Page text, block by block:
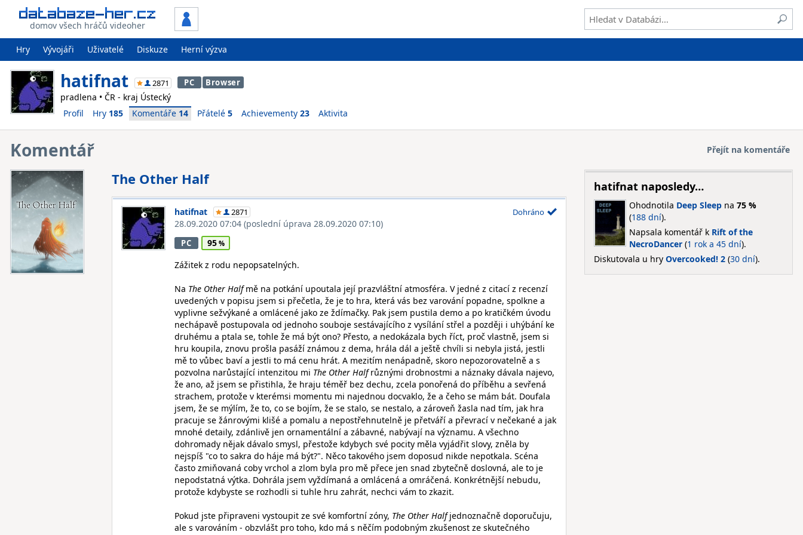
domov všech hráčů videoher
Hry Vývojáři Uživatelé Diskuze Herní výzva
hatifnat 2871 PC Browser
pradlena • ČR - kraj Ústecký
Profil
Hry 185 Komentáře 14 Přátelé 5 Achievementy 23 Aktivita
Komentář Přejít na komentáře
The Other Half
hatifnat 2871
28.09.2020 07:04 (poslední úprava 28.09.2020 07:10)
Dohráno
PC
95
Zážitek z rodu nepopsatelných.
Na The Other Halfmě na potkání upoutala její prazvláštní atmosféra. V jedné z citací z recenzí
uvedených v popisu jsem si přečetla, že je to hra, která vás bez varování popadne, spolkne a
vyplivne sežvýkané a omlácené jako ze ždímačky. Pak jsem pustila demo a po kratičkém úvodu
nechápavě postupovala od jednoho souboje sestávajícího z vysílání střel a později i uhýbání ke
druhému a ptala se, tohle že má být ono? Přesto, a nedokázala bych říct, proč vlastně, jsem si
hru koupila, znovu prošla pasáží známou z dema, hrála dál a ještě chvíli si nebyla jistá, jestli
mě to vůbec baví a jestli to má cenu hrát. A mezitím nenápadně, skoro nepozorovatelně a s
pozvolna narůstající intenzitou mi The Other Halfrůznými drobnostmi a náznaky dávala najevo,
že ano, až jsem se přistihla, že hraju téměř bez dechu, zcela ponořená do příběhu a sevřená
strachem, protože v kterémsi momentu mi najednou docvaklo, že a čeho se mám bát. Doufala
jsem, že se mýlím, že to, co se bojím, že se stalo, se nestalo, a zároveň žasla nad tím, jak hra
pracuje se žánrovými klišé a pomalu a nepostřehnutelně je přetváří a převrací v nečekané a jak
mnohé detaily, zdánlivě jen ornamentální a zábavné, nabývají na významu. A všechno
dohromady nějak dávalo smysl, přestože kdybych své pocity měla vyjádřit slovy, zněla by
nejspíš "co to sakra do háje má být?". Něco takového jsem doposud nikde nepotkala. Scéna
často zmiňovaná coby vrchol a zlom byla pro mě přece jen snad zbytečně doslovná, ale to je
nepodstatná výtka. Dohrála jsem vyždímaná a omlácená a omráčená. Konkrétnější nebudu,
protože kdybyste se rozhodli si tuhle hru zahrát, nechci vám to zkazit.
Pokud jste připraveni vystoupit ze své komfortní zóny, The Other Halfjednoznačně doporučuju,
ale s varováním - obzvlášt pro toho, kdo má s něčím podobným zkušenost ze skutečného
hatifnat naposledy…
Ohodnotila Deep Sleepna 75 %
(188 dní).
Napsala komentář k Rift of the
NecroDancer(1 rok a 45 dní).
Diskutovala u hry Overcooked! 2(30 dní).